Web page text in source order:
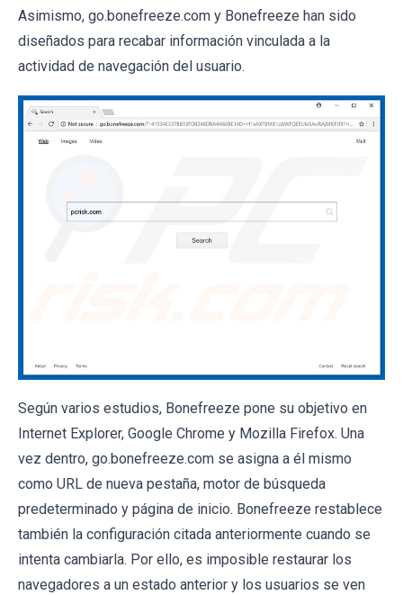
Asimismo, go.bonefreeze.com y Bonefreeze han sido
diseñados para recabar información vinculada a la
actividad de navegación del usuario.
Según varios estudios, Bonefreeze pone su objetivo en
Internet Explorer, Google Chrome y Mozilla Firefox. Una
vez dentro, go.bonefreeze.com se asigna a él mismo
como URL de nueva pestaña, motor de búsqueda
predeterminado y página de inicio. Bonefreeze restablece
también la configuración citada anteriormente cuando se
intenta cambiarla. Por ello, es imposible restaurar los
navegadores a un estado anterior y los usuarios se ven